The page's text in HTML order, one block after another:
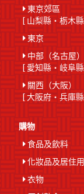
東京郊區
[山梨縣・栃木縣
東京
中部（名古屋）
[愛知縣・ 岐阜縣
關西（大阪）
[大阪府・ 兵庫縣
購物
食品及飲料
化妝品及居住
衣物